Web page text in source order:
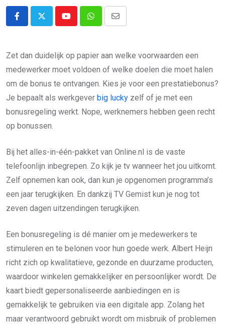
YoutubeWhatsappShare
Email
Zet dan duidelijk op papier aan welke voorwaarden een
medewerker moet voldoen of welke doelen die moet halen
om de bonus te ontvangen. Kies je voor een prestatiebonus?
Je bepaalt als werkgever big lucky zelf of je met een
bonusregeling werkt. Nope, werknemers hebben geen recht
op bonussen.
Bij het alles-in-één-pakket van Online.nl is de vaste
telefoonlijn inbegrepen. Zo kijk je tv wanneer het jou uitkomt.
Zelf opnemen kan ook, dan kun je opgenomen programma’s
een jaar terugkijken. En dankzij TV Gemist kun je nog tot
zeven dagen uitzendingen terugkijken.
Een bonusregeling is dé manier om je medewerkers te
stimuleren en te belonen voor hun goede werk. Albert Heijn
richt zich op kwalitatieve, gezonde en duurzame producten,
waardoor winkelen gemakkelijker en persoonlijker wordt. De
kaart biedt gepersonaliseerde aanbiedingen en is
gemakkelijk te gebruiken via een digitale app. Zolang het
maar verantwoord gebruikt wordt om misbruik of problemen